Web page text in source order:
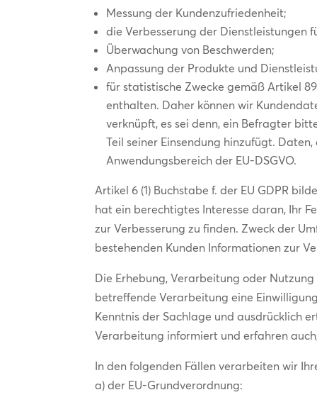
Messung der Kundenzufriedenheit;
die Verbesserung der Dienstleistungen
Überwachung von Beschwerden;
Anpassung der Produkte und
für statistische Zwecke gemäß Artikel
enthalten. Daher können wir
verknüpft, es sei denn, ein Befragter
Teil seiner Einsendung hinzufügt.
Anwendungsbereich der EU-DSGVO.
Artikel 6 (1) Buchstabe f. der EU GDPR
hat ein berechtigtes Interesse daran, Ihr
zur Verbesserung zu finden. Zweck der
bestehenden Kunden Informationen zur
Die Erhebung, Verarbeitung oder
betreffende Verarbeitung eine
Kenntnis der Sachlage und ausdrücklich
Verarbeitung informiert und erfahren
In den folgenden Fällen verarbeiten wir
a) der EU-Grundverordnung: